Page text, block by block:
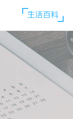
生活百科